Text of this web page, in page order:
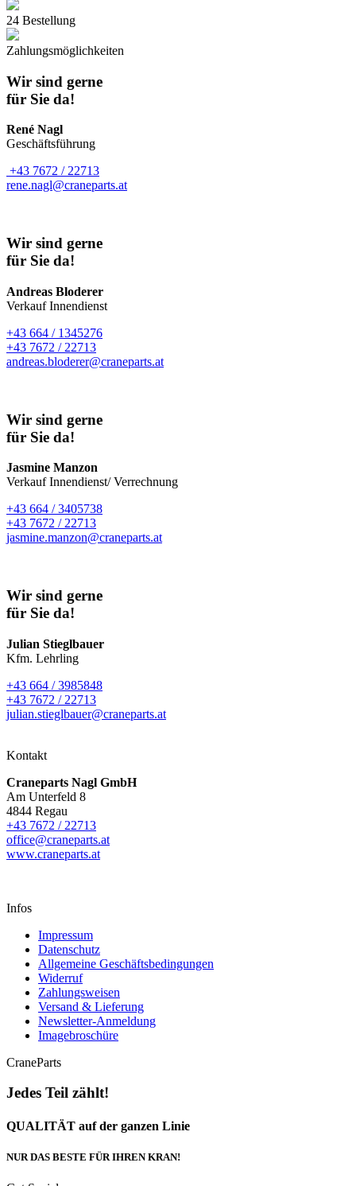
24 Bestellung
Zahlungsmöglichkeiten
Wir sind gerne
für Sie da!
René Nagl
Geschäftsführung
+43 7672 / 22713
rene.nagl@craneparts.at
Wir sind gerne
für Sie da!
Andreas Bloderer
Verkauf Innendienst
+43 664 / 1345276
+43 7672 / 22713
andreas.bloderer@craneparts.at
Wir sind gerne
für Sie da!
Jasmine Manzon
Verkauf Innendienst/ Verrechnung
+43 664 / 3405738
+43 7672 / 22713
jasmine.manzon@craneparts.at
Wir sind gerne
für Sie da!
Julian Stieglbauer
Kfm. Lehrling
+43 664 / 3985848
+43 7672 / 22713
julian.stieglbauer@craneparts.at
Kontakt
Craneparts Nagl GmbH
Am Unterfeld 8
4844 Regau
+43 7672 / 22713
office@craneparts.at
www.craneparts.at
Infos
Impressum
Datenschutz
Allgemeine Geschäftsbedingungen
Widerruf
Zahlungsweisen
Versand & Lieferung
Newsletter-Anmeldung
Imagebroschüre
CraneParts
Jedes Teil zählt!
QUALITÄT auf der ganzen Linie
NUR DAS BESTE FÜR IHREN KRAN!